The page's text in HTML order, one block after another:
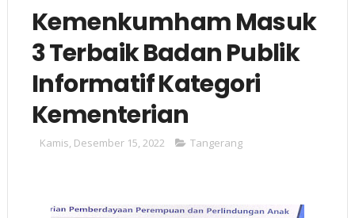
Kemenkumham Masuk
3 Terbaik Badan Publik
Informatif Kategori
Kementerian
Kamis, Desember 15, 2022 Tangerang